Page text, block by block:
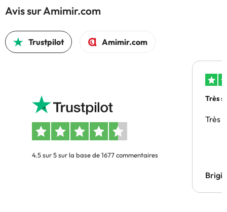
Avis sur Amimir.com
Trustpilot Amimir.com
4.5 sur 5 sur la base de 1677 commentaires
Très
Très